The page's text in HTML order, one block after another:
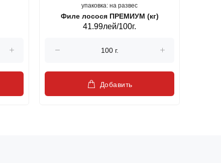
упаковка: на развес
Филе лосося ПРЕМИУМ (кг)
41.99лей/100г.
Добавить